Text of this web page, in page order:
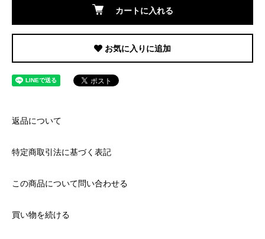
カートに入れる
お気に入りに追加
返品について
特定商取引法に基づく表記
この商品について問い合わせる
買い物を続ける